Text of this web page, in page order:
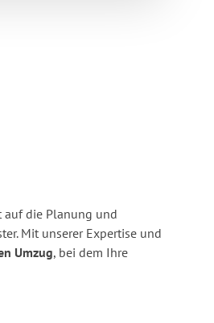
auf die Planung und
Mit unserer Expertise und
Umzug, bei dem Ihre